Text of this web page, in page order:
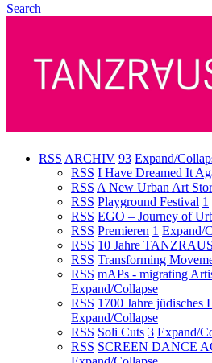
Search
RSS ARCHIV 93 Expand/
RSS I Have Dreamed It
RSS A New Urban Art
RSS Playground Festival 1
RSS EGO – Journey of
RSS Premieren 1 Expand/
RSS 10 Jahre
RSS Transforming
RSS mAPs - migrating
Expand/Collapse
RSS 1700 Jahre jüdisches
Expand/Collapse
RSS Soli Cuts 3 Expand/
RSS SCREEN DANCE